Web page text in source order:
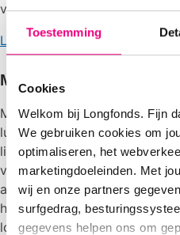
Toestemming
Cookies
Welkom bij Longfonds. Fijn
We gebruiken cookies om
optimaliseren, het
marketingdoeleinden. Met
wij en onze partners
surfgedrag,
gegevens helpen ons om
verminderen.
Lees meer over
Montelukast (Singulair)
Montelukast is een medicijn
luchtwegen rustig te houden.
lichaam die ontstekingen en
veroorzaken. Montelukast
allergieën en andere
hoesten, piepen en
longaanvallen helpen